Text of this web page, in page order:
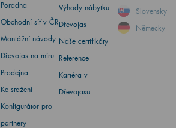
Poradna
Obchodní síť v ČR
Montážní návody
Dřevojas na míru
Prodejna
Ke stažení
Konfigurátor pro
partnery
Výhody nábytku
Dřevojas
Naše certifikáty
Reference
Kariéra v
Dřevojasu
Slovensky
Německy